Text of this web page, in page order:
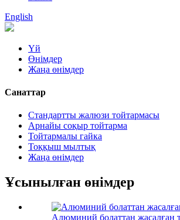
English
Үй
Өнімдер
Жаңа өнімдер
Санаттар
Стандартты жалюзи тойтармасы
Арнайы соқыр тойтарма
Тойтармалы гайка
Тоққыш мылтық
Жаңа өнімдер
Ұсынылған өнімдер
Алюминий болаттан